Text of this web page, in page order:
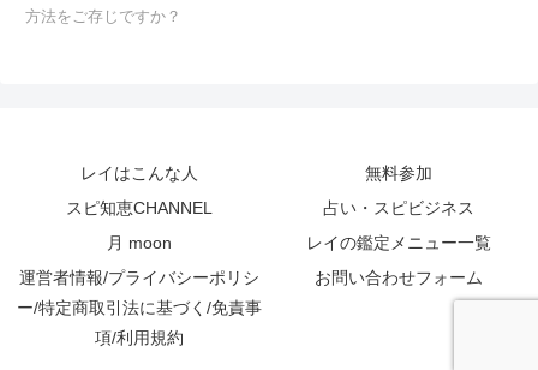
方法をご存じですか？
レイはこんな人
無料参加
スピ知恵CHANNEL
占い・スピビジネス
月 moon
レイの鑑定メニュー一覧
運営者情報/プライバシーポリシ
ー/特定商取引法に基づく/免責事
項/利用規約
お問い合わせフォーム